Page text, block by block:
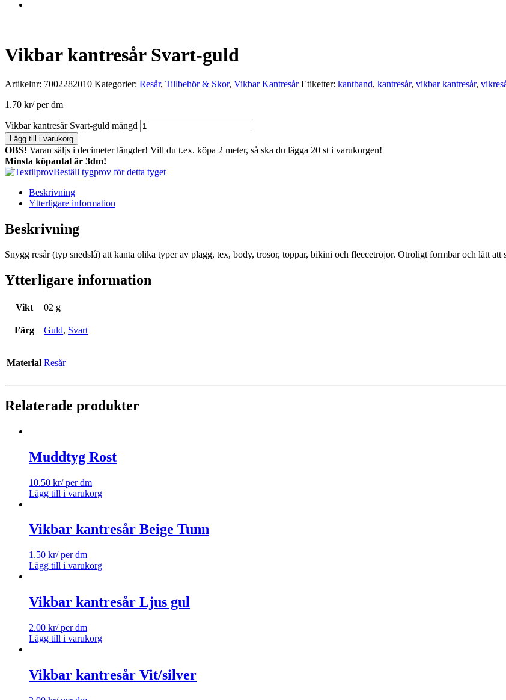
Vikbar kantresår Svart-guld
Artikelnr: 7002282010 Kategorier: Resår, Tillbehör & Skor, Vikbar Kantresår Etiketter: kantband, kantresår, vikbar kantresår,
1.70 kr/ per dm
Vikbar kantresår Svart-guld mängd
Lägg till i varukorg
OBS! Varan säljs i decimeter längder! Vill du t.ex. köpa 2 meter, så ska du lägga 20 st i varukorgen!
Minsta köpantal är 3dm!
Beställ tygprov för detta tyget
Beskrivning
Ytterligare information
Beskrivning
Snygg resår (typ snedslå) att kanta olika typer av plagg, tex, body, trosor, toppar, bikini och fleecetröjor. Otroligt formbar och lätt att
Ytterligare information
Vikt 02 g
Färg Guld, Svart
Material Resår
Relaterade produkter
Muddtyg Rost
10.50 kr/ per dm
Lägg till i varukorg
Vikbar kantresår Beige Tunn
1.50 kr/ per dm
Lägg till i varukorg
Vikbar kantresår Ljus gul
2.00 kr/ per dm
Lägg till i varukorg
Vikbar kantresår Vit/silver